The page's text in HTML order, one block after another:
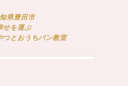
県豊田市
せを運ぶ
つとおうちパン教室